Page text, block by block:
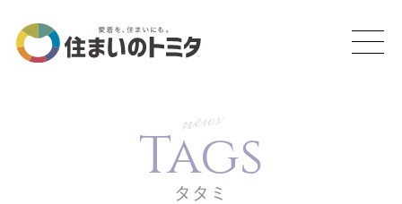
news
Tags
タタミ